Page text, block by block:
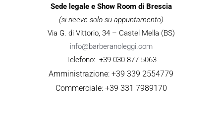
Sede legale e Show Room di Brescia
(si riceve solo su appuntamento)
Via G. di Vittorio, 34 – Castel Mella (BS)
info@barberanoleggi.com
Telefono: +39 030 877 5063
Amministrazione: +39 339 2554779
Commerciale: +39 331 7989170